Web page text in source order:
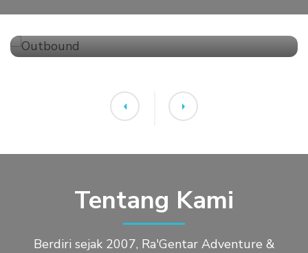
Outbound
Tentang Kami
Berdiri sejak 2007, Ra'Gentar Adventure &